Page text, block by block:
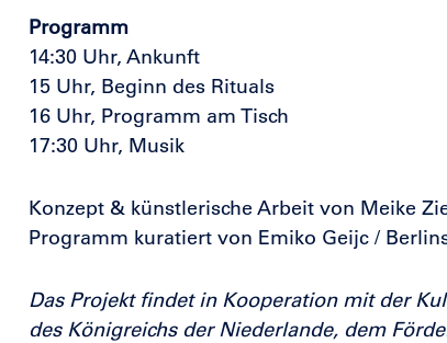
Programm
14:30 Uhr, Ankunft
15 Uhr, Beginn des Rituals
16 Uhr, Programm am Tisch
17:30 Uhr, Musik
Konzept & künstlerische Arbeit von Meike
Programm kuratiert von Emiko Geijc /
Das Projekt findet in Kooperation mit der
des Königreichs der Niederlande, dem